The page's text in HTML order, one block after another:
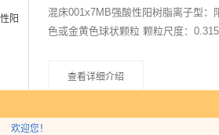
欢迎您！
混床001x7MB强酸性阳树脂离子型
色或金黄色球状颗粒 颗粒尺度：
查看详细介绍